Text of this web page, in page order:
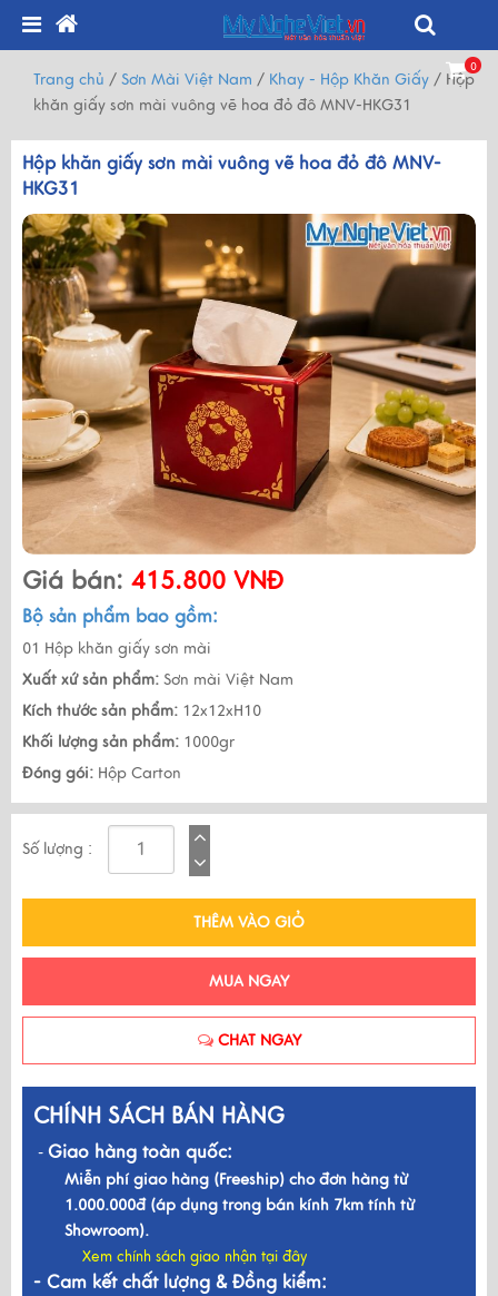
0
Trang chủ / Sơn Mài Việt Nam / Khay - Hộp Khăn Giấy / Hộp
khăn giấy sơn mài vuông vẽ hoa đỏ đô MNV-HKG31
Hộp khăn giấy sơn mài vuông vẽ hoa đỏ đô MNV-
HKG31
Giá bán: 415.800 VNĐ
Bộ sản phẩm bao gồm:
01 Hộp khăn giấy sơn mài
Xuất xứ sản phẩm: Sơn mài Việt Nam
Kích thước sản phẩm: 12x12xH10
Khối lượng sản phẩm: 1000gr
Đóng gói: Hộp Carton
Số lượng :
THÊM VÀO GIỎ
MUA NGAY
CHAT NGAY
CHÍNH SÁCH BÁN HÀNG
- Giao hàng toàn quốc:
Miễn phí giao hàng (Freeship) cho đơn hàng từ
1.000.000đ (áp dụng trong bán kính 7km tính từ
Showroom).
Xem chính sách giao nhận tại đây
- Cam kết chất lượng & Đồng kiểm: